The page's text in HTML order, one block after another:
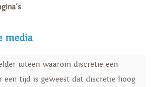
media
uiteen waarom discretie een
een tijd is geweest dat discretie hoog